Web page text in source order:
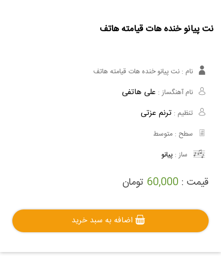
نت پیانو خنده هات قیامته هاتف
نام : نت پیانو خنده هات قیامته هاتف
نام آهنگساز : علی هاتفی
تنظیم : ترنم عزتی
سطح : متوسط
ساز : پیانو
قیمت : 60,000 تومان
اضافه به سبد خرید